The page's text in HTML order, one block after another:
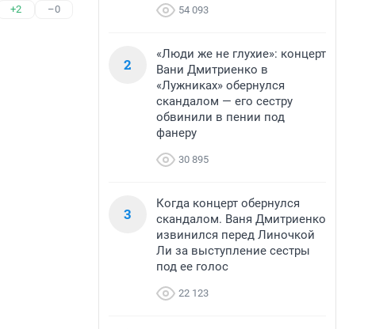
+2 –0 54 093
2
«Люди же не глухие»: концерт
Вани Дмитриенко в
«Лужниках» обернулся
скандалом — его сестру
обвинили в пении под
фанеру
30 895
3
Когда концерт обернулся
скандалом. Ваня Дмитриенко
извинился перед Линочкой
Ли за выступление сестры
под ее голос
22 123